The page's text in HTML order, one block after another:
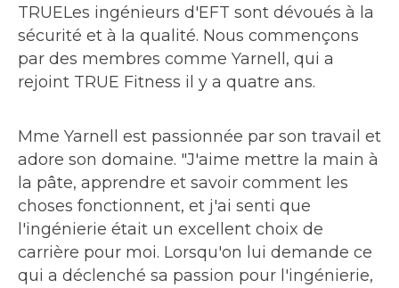
TRUELes ingénieurs d'EFT sont dévoués à la
sécurité et à la qualité. Nous commençons
par des membres comme Yarnell, qui a
rejoint TRUE Fitness il y a quatre ans.
Mme Yarnell est passionnée par son travail et
adore son domaine. "J'aime mettre la main à
la pâte, apprendre et savoir comment les
choses fonctionnent, et j'ai senti que
l'ingénierie était un excellent choix de
carrière pour moi. Lorsqu'on lui demande ce
qui a déclenché sa passion pour l'ingénierie,